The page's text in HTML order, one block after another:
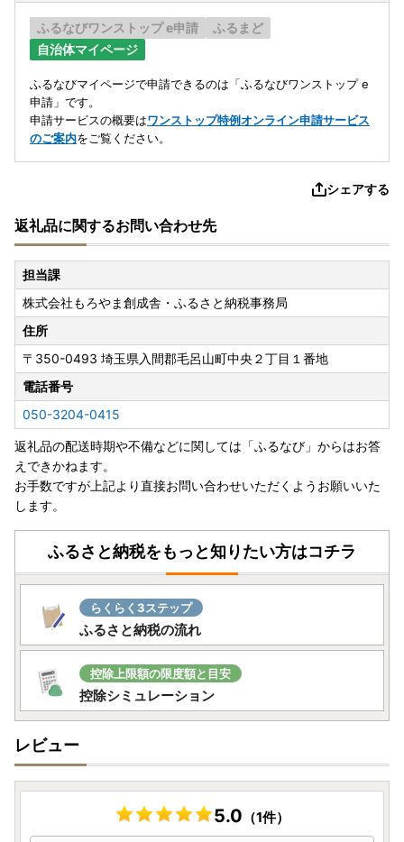
ふるなびワンストップ e申請
ふるまど
自治体マイページ
ふるなびマイページで申請できるのは「ふるなびワンストップ e
申請」です。
申請サービスの概要はワンストップ特例オンライン申請サービス
のご案内をご覧ください。
シェアする
返礼品に関するお問い合わせ先
担当課
株式会社もろやま創成舎・ふるさと納税事務局
住所
〒350-0493 埼玉県入間郡毛呂山町中央２丁目１番地
電話番号
050-3204-0415
返礼品の配送時期や不備などに関しては「ふるなび」からはお答
えできかねます。
お手数ですが上記より直接お問い合わせいただくようお願いいた
します。
ふるさと納税をもっと知りたい方はコチラ
らくらく3ステップ
ふるさと納税の流れ
控除上限額の限度額と目安
控除シミュレーション
レビュー
5.0 （1件）